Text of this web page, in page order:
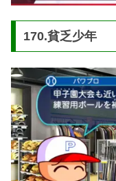
170.貧乏少年